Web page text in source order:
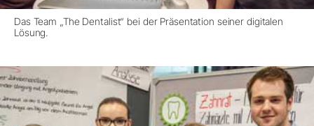
Das Team „The Dentalist“ bei der Präsentation seiner digitalen
Lösung.